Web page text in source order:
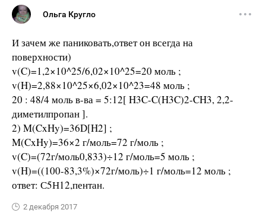
Ольга Кругло
И зачем же паниковать,ответ он всегда на
поверхности)
v(C)=1,2×10^25/6,02×10^25=20 моль ;
v(H)=2,88×10^25×6,02×10^23=48 моль ;
20 : 48/4 моль в-ва = 5:12[ H3C-C(H3C)2-CH3, 2,2-
диметилпропан ].
2) M(CxHy)=36D[H2] ;
M(CxHy)=36×2 г/моль=72 г/моль ;
v(C)=(72г/моль0,833)÷12 г/моль=5 моль ;
v(H)=((100-83,3%)×72г/моль)÷1 г/моль=12 моль ;
ответ: С5Н12,пентан.
2 декабря 2017